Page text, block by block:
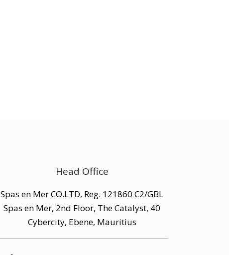
Head Office
Spas en Mer CO.LTD, Reg. 121860 C2/GBL
Spas en Mer, 2nd Floor, The Catalyst, 40
Cybercity, Ebene, Mauritius